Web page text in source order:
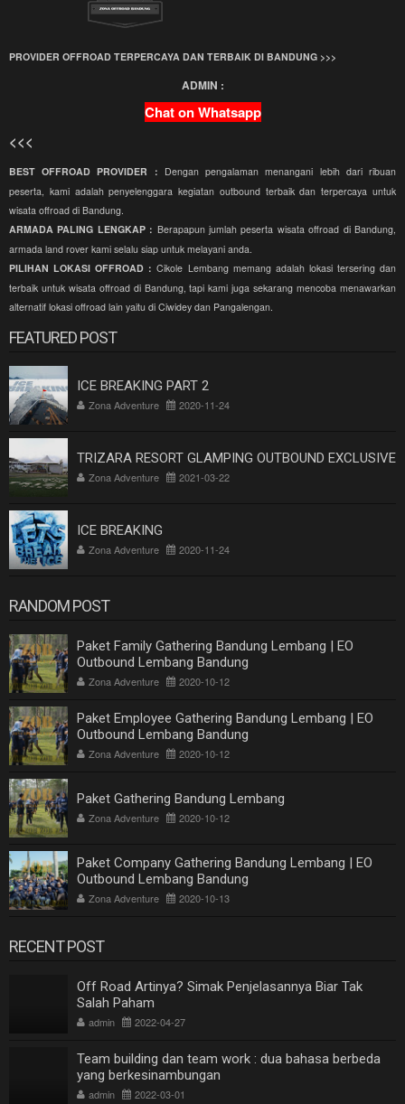
PROVIDER OFFROAD TERPERCAYA DAN TERBAIK DI BANDUNG >>>
ADMIN :
Chat on Whatsapp
<<<
BEST OFFROAD PROVIDER : Dengan pengalaman menangani lebih dari ribuan
peserta, kami adalah penyelenggara kegiatan outbound terbaik dan terpercaya untuk
wisata offroad di Bandung.
ARMADA PALING LENGKAP : Berapapun jumlah peserta wisata offroad di Bandung,
armada land rover kami selalu siap untuk melayani anda.
PILIHAN LOKASI OFFROAD :Cikole Lembang memang adalah lokasi tersering dan
terbaik untuk wisata offroad di Bandung, tapi kami juga sekarang mencoba menawarkan
alternatif lokasi offroad lain yaitu di Ciwidey dan Pangalengan.
FEATURED POST
ICE BREAKING PART 2
Zona Adventure 2020-11-24
TRIZARA RESORT GLAMPING OUTBOUND EXCLUSIVE
Zona Adventure 2021-03-22
ICE BREAKING
Zona Adventure 2020-11-24
RANDOM POST
Paket Family Gathering Bandung Lembang | EO
Outbound Lembang Bandung
Zona Adventure 2020-10-12
Paket Employee Gathering Bandung Lembang | EO
Outbound Lembang Bandung
Zona Adventure 2020-10-12
Paket Gathering Bandung Lembang
Zona Adventure 2020-10-12
Paket Company Gathering Bandung Lembang | EO
Outbound Lembang Bandung
Zona Adventure 2020-10-13
RECENT POST
Off Road Artinya? Simak Penjelasannya Biar Tak
Salah Paham
admin 2022-04-27
Team building dan team work : dua bahasa berbeda
yang berkesinambungan
admin 2022-03-01